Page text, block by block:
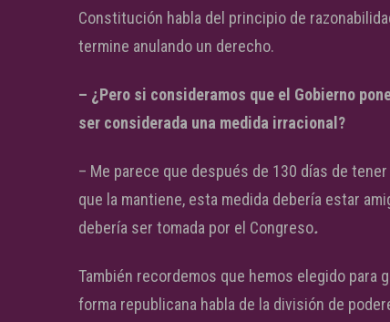
Constitución habla del principio de
termine anulando un derecho.
– ¿Pero si consideramos que el Gobierno
ser considerada una medida irracional?
– Me parece que después de 130 días de
que la mantiene, esta medida debería estar
debería ser tomada por el Congreso.
También recordemos que hemos elegido para
forma republicana habla de la división de